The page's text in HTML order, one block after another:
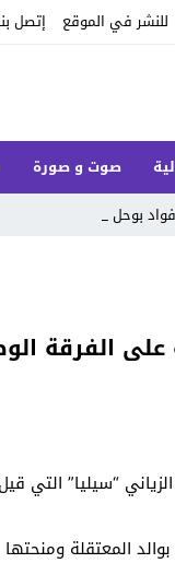
للنشر في الموقع إتصل
صوت و صورة
بوحلو فت _
الفرقة
الزياني “سيليا”
اتصلت بوالد